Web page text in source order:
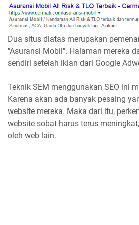
Dua situs diatas merupakan
"Asuransi Mobil". Halaman mereka
sendiri setelah iklan dari Google
Teknik SEM menggunakan SEO ini
Karena akan ada banyak pesaing
website mereka. Maka dari itu,
website sobat harus terus
oleh web lain.